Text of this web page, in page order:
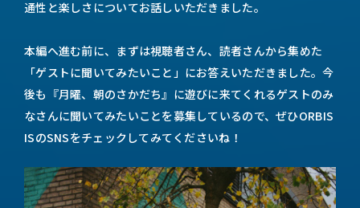
通性と楽しさについてお話しいただきました。
本編へ進む前に、まずは視聴者さん、読者さんから集めた
「ゲストに聞いてみたいこと」にお答えいただきました。今
後も『月曜、朝のさかだち』に遊びに来てくれるゲストのみ
なさんに聞いてみたいことを募集しているので、ぜひORBIS
ISのSNSをチェックしてみてくださいね！